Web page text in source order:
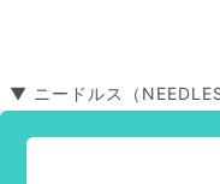
▼ ニードルス（